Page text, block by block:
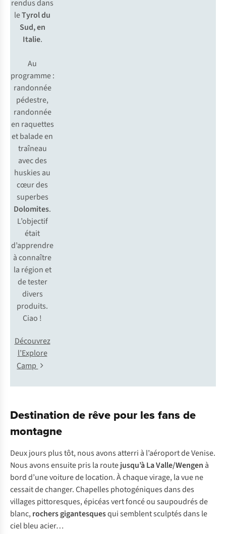
rendus dans
leTyrol du
Sud, en
Italie.
Au
programme :
randonnée
pédestre,
randonnée
en raquettes
et balade en
traîneau
avec des
huskies au
cœur des
superbes
Dolomites.
L’objectif
était
d’apprendre
à connaître
la région et
de tester
divers
produits.
Ciao !
Découvrez
l’Explore
Camp
Destination de rêve pour les fans de
montagne
Deux jours plus tôt, nous avons atterri à l’aéroport de Venise.
Nous avons ensuite pris la routejusqu’à La Valle/Wengen à
bord d’une voiture de location. À chaque virage, la vue ne
cessait de changer. Chapelles photogéniques dans des
villages pittoresques, épicéas vert foncé ou saupoudrés de
blanc,rochers gigantesquesqui semblent sculptés dans le
ciel bleu acier…